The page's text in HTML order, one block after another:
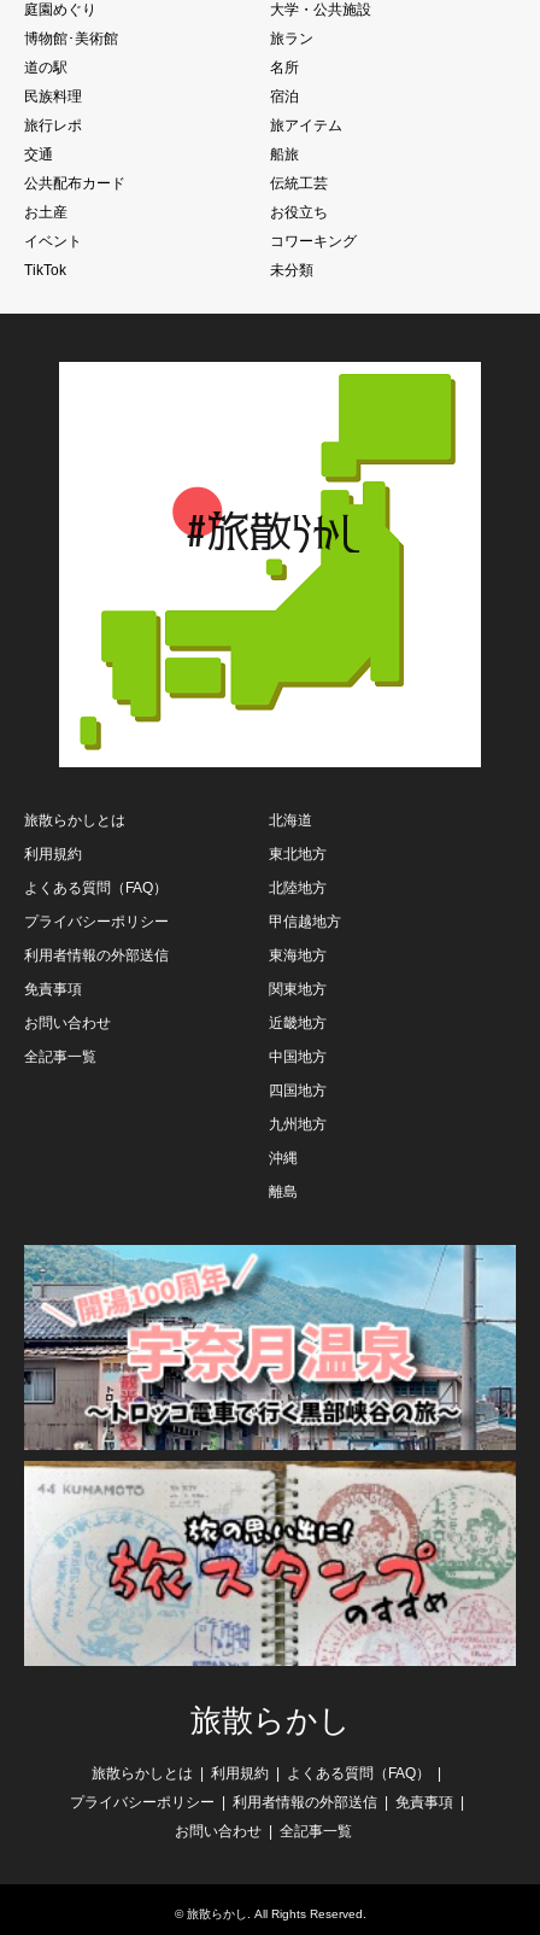
庭園めぐり
大学・公共施設
博物館･美術館
旅ラン
道の駅
名所
民族料理
宿泊
旅行レポ
旅アイテム
交通
船旅
公共配布カード
伝統工芸
お土産
お役立ち
イベント
コワーキング
TikTok
未分類
旅散らかしとは
利用規約
よくある質問（FAQ）
プライバシーポリシー
利用者情報の外部送信
免責事項
お問い合わせ
全記事一覧
北海道
東北地方
北陸地方
甲信越地方
東海地方
関東地方
近畿地方
中国地方
四国地方
九州地方
沖縄
離島
旅散らかし
旅散らかしとは 利用規約
よくある質問（FAQ）
プライバシーポリシー
利用者情報の外部送信
免責事項
お問い合わせ
全記事一覧
©旅散らかし . All Rights Reserved.